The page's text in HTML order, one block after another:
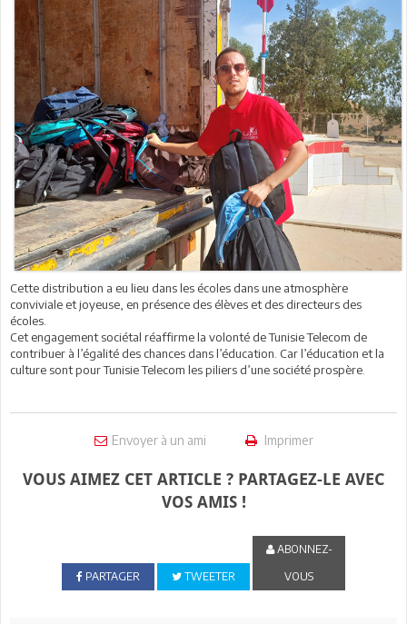
Cette distribution a eu lieu dans les écoles dans une atmosphère
conviviale et joyeuse, en présence des élèves et des directeurs des
écoles.
Cet engagement sociétal réaffirme la volonté de Tunisie Telecom de
contribuer à l’égalité des chances dans l’éducation. Car l’éducation et la
culture sont pour Tunisie Telecom les piliers d’une société prospère.
Envoyer à un ami Imprimer
VOUS AIMEZ CET ARTICLE ? PARTAGEZ-LE AVEC
VOS AMIS !
PARTAGER TWEETER
ABONNEZ-
VOUS